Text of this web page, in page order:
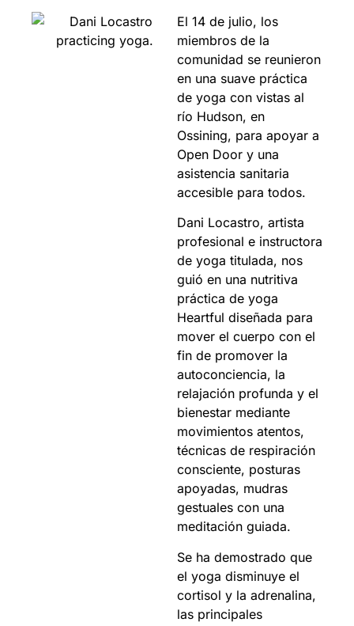
El 14 de julio, los
miembros de la
comunidad se reunieron
en una suave práctica
de yoga con vistas al
río Hudson, en
Ossining, para apoyar a
Open Door y una
asistencia sanitaria
accesible para todos.
Dani Locastro, artista
profesional e instructora
de yoga titulada, nos
guió en una nutritiva
práctica de yoga
Heartful diseñada para
mover el cuerpo con el
fin de promover la
autoconciencia, la
relajación profunda y el
bienestar mediante
movimientos atentos,
técnicas de respiración
consciente, posturas
apoyadas, mudras
gestuales con una
meditación guiada.
Se ha demostrado que
el yoga disminuye el
cortisol y la adrenalina,
las principales